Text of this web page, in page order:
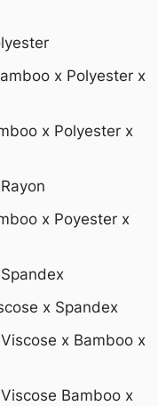
x Polyester x
x Polyester x
x Poyester x
x Spandex
x Bamboo x
Bamboo x